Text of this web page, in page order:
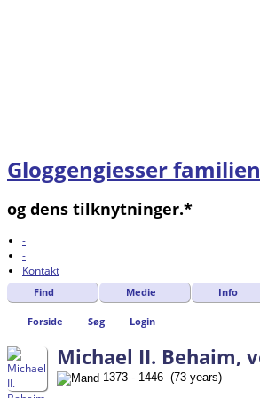
Gloggengiesser familien
og dens tilknytninger.*
-
-
Kontakt
Find Medie Info
Forside Søg Login
Michael II. Behaim,
1373 - 1446 (73 years)